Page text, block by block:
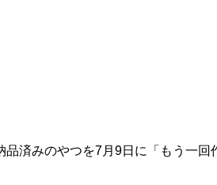
済みのやつを7月9日に「もう一回